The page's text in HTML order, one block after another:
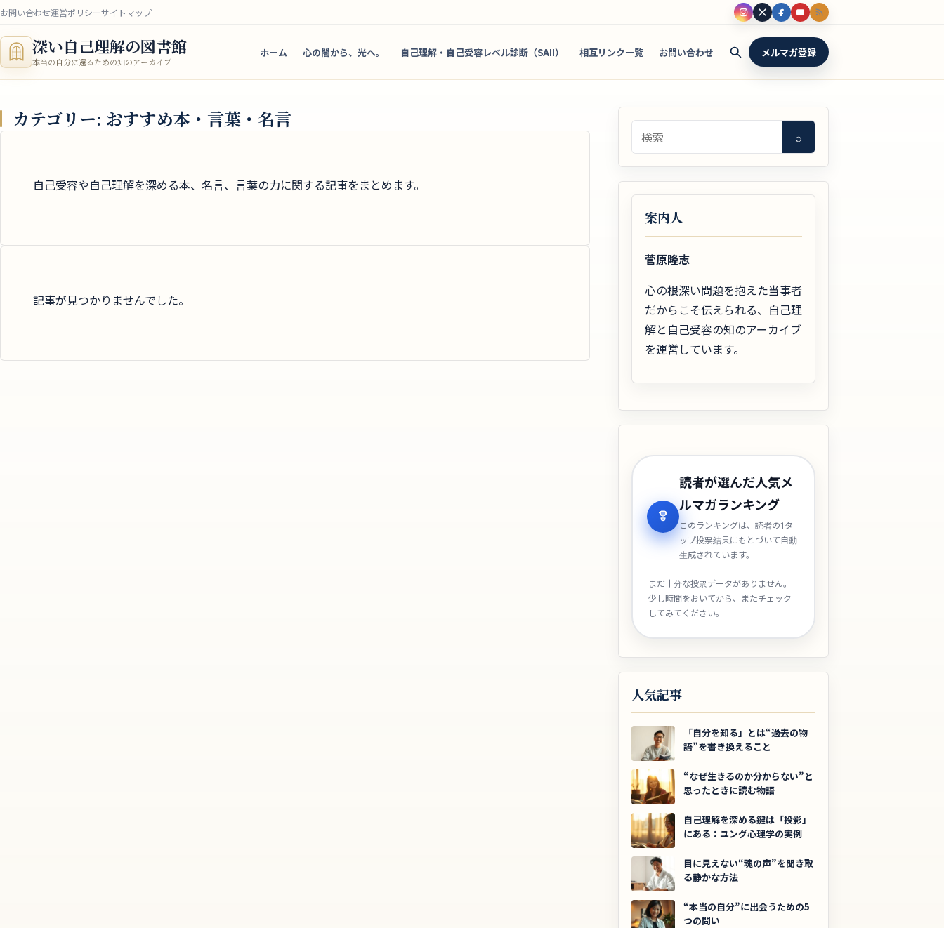
お問い合わせ運営ポリシーサイトマップ
深い自己理解の図書館
本当の自分に還るための知のアーカイブ
ホーム 心の闇から、光へ。 自己理解・自己受容レベル診断（SAII） 相互リンク一覧 お問い合わせ メルマガ登録
カテゴリー: おすすめ本・言葉・名言
自己受容や自己理解を深める本、名言、言葉の力に関する記事をまとめます。
記事が見つかりませんでした。
検索 ⌕
案内人
菅原隆志
心の根深い問題を抱えた当事者
だからこそ伝えられる、自己理
解と自己受容の知のアーカイブ
を運営しています。
読者が選んだ人気メ
ルマガランキング
このランキングは、読者の1タ
ップ投票結果にもとづいて自動
生成されています。
まだ十分な投票データがありません。
少し時間をおいてから、またチェック
してみてください。
人気記事
「自分を知る」とは“過去の物
語”を書き換えること
“なぜ生きるのか分からない”と
思ったときに読む物語
自己理解を深める鍵は「投影」
にある：ユング心理学の実例
目に見えない“魂の声”を聞き取
る静かな方法
“本当の自分”に出会うための5
つの問い